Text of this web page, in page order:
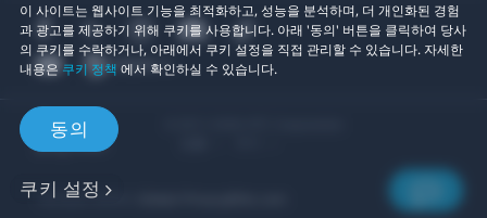
이 사이트는 웹사이트 기능을 최적화하고, 성능을 분석하며, 더 개인화된 경험
과 광고를 제공하기 위해 쿠키를 사용합니다. 아래 '동의' 버튼을 클릭하여 당사
의 쿠키를 수락하거나, 아래에서 쿠키 설정을 직접 관리할 수 있습니다. 자세한
내용은 쿠키 정책 에서 확인하실 수 있습니다.
동의
쿠키 설정
개인정보 연락처: